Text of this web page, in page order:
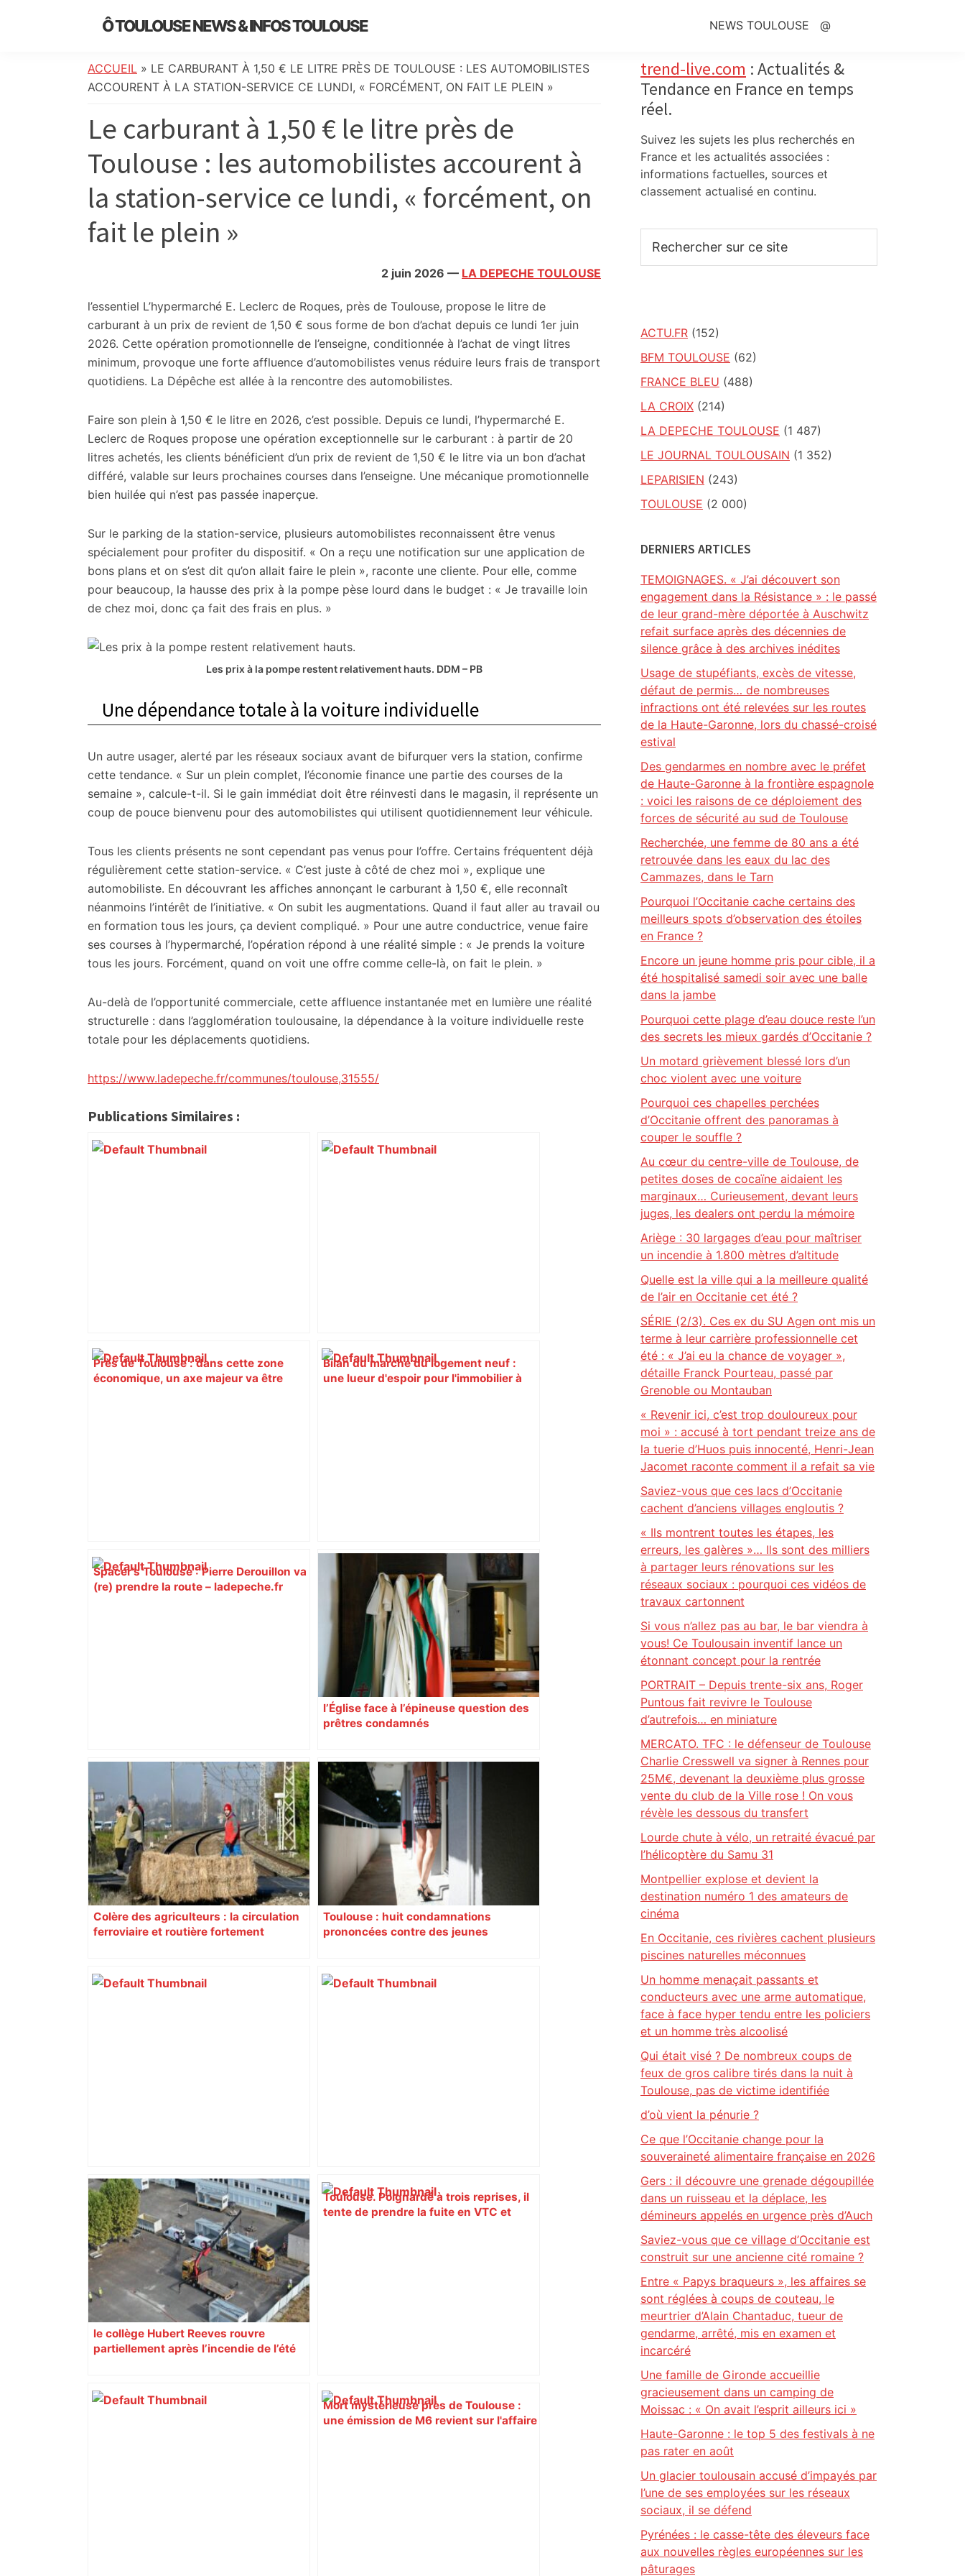
Ô TOULOUSE NEWS & INFOS TOULOUSE
de
l’actualité
info
locale,
société,
culture,
politique,
météo,
initiatives
citoyennes
NEWS TOULOUSE @
ACCUEIL » LE CARBURANT À 1,50 € LE LITRE PRÈS DE TOULOUSE : LES AUTOMOBILISTES
ACCOURENT À LA STATION-SERVICE CE LUNDI, « FORCÉMENT, ON FAIT LE PLEIN »
Le carburant à 1,50 € le litre près de
Toulouse : les automobilistes accourent à
la station-service ce lundi, « forcément, on
fait le plein »
2 juin 2026 — LA DEPECHE TOULOUSE
l’essentiel L’hypermarché E. Leclerc de Roques, près de Toulouse, propose le litre de
carburant à un prix de revient de 1,50 € sous forme de bon d’achat depuis ce lundi 1er juin
2026. Cette opération promotionnelle de l’enseigne, conditionnée à l’achat de vingt litres
minimum, provoque une forte affluence d’automobilistes venus réduire leurs frais de transport
quotidiens. La Dépêche est allée à la rencontre des automobilistes.
Faire son plein à 1,50 € le litre en 2026, c’est possible. Depuis ce lundi, l’hypermarché E.
Leclerc de Roques propose une opération exceptionnelle sur le carburant : à partir de 20
litres achetés, les clients bénéficient d’un prix de revient de 1,50 € le litre via un bon d’achat
différé, valable sur leurs prochaines courses dans l’enseigne. Une mécanique promotionnelle
bien huilée qui n’est pas passée inaperçue.
Sur le parking de la station-service, plusieurs automobilistes reconnaissent être venus
spécialement pour profiter du dispositif. « On a reçu une notification sur une application de
bons plans et on s’est dit qu’on allait faire le plein », raconte une cliente. Pour elle, comme
pour beaucoup, la hausse des prix à la pompe pèse lourd dans le budget : « Je travaille loin
de chez moi, donc ça fait des frais en plus. »
Les prix à la pompe restent relativement hauts. DDM – PB
Une dépendance totale à la voiture individuelle
Un autre usager, alerté par les réseaux sociaux avant de bifurquer vers la station, confirme
cette tendance. « Sur un plein complet, l’économie finance une partie des courses de la
semaine », calcule-t-il. Si le gain immédiat doit être réinvesti dans le magasin, il représente un
coup de pouce bienvenu pour des automobilistes qui utilisent quotidiennement leur véhicule.
Tous les clients présents ne sont cependant pas venus pour l’offre. Certains fréquentent déjà
régulièrement cette station-service. « C’est juste à côté de chez moi », explique une
automobiliste. En découvrant les affiches annonçant le carburant à 1,50 €, elle reconnaît
néanmoins l’intérêt de l’initiative. « On subit les augmentations. Quand il faut aller au travail ou
en formation tous les jours, ça devient compliqué. » Pour une autre conductrice, venue faire
ses courses à l’hypermarché, l’opération répond à une réalité simple : « Je prends la voiture
tous les jours. Forcément, quand on voit une offre comme celle-là, on fait le plein. »
Au-delà de l’opportunité commerciale, cette affluence instantanée met en lumière une réalité
structurelle : dans l’agglomération toulousaine, la dépendance à la voiture individuelle reste
totale pour les déplacements quotidiens.
https://www.ladepeche.fr/communes/toulouse,31555/
Publications Similaires :
Près de Toulouse : dans cette zone
économique, un axe majeur va être
Bilan du marché du logement neuf :
une lueur d'espoir pour l'immobilier à
Spacer’s Toulouse : Pierre Derouillon va
(re) prendre la route – ladepeche.fr
Après des accusations de viol, le vice-
bâtonnier de Toulouse démissionne –
Le Journal Toulousain
Top 14: Toulouse en demi, le Stade
français qualifié, La Rochelle de retour
dans le top 6 – France 24
l’Église face à l’épineuse question des
prêtres condamnés
Colère des agriculteurs : la circulation
ferroviaire et routière fortement
Toulouse : huit condamnations
prononcées contre des jeunes
« Rien d'inquiétant » pour Guillaume
Restes, le gardien de Toulouse, après
sa sortie à Metz – L'Équipe
Toulouse. Poignardé à trois reprises, il
tente de prendre la fuite en VTC et
le collège Hubert Reeves rouvre
partiellement après l’incendie de l’été
Mort mystérieuse près de Toulouse :
une émission de M6 revient sur l'affaire
Primary
Sidebar
trend-live.com : Actualités &
Tendance en France en temps
réel.
Suivez les sujets les plus recherchés en
France et les actualités associées :
informations factuelles, sources et
classement actualisé en continu.
sur
ACTU.FR (152)
BFM TOULOUSE (62)
FRANCE BLEU (488)
LA CROIX (214)
LA DEPECHE TOULOUSE (1 487)
LE JOURNAL TOULOUSAIN (1 352)
LEPARISIEN (243)
TOULOUSE (2 000)
DERNIERS ARTICLES
TEMOIGNAGES. « J’ai découvert son
engagement dans la Résistance » : le passé
de leur grand-mère déportée à Auschwitz
refait surface après des décennies de
silence grâce à des archives inédites
Usage de stupéfiants, excès de vitesse,
défaut de permis… de nombreuses
infractions ont été relevées sur les routes
de la Haute-Garonne, lors du chassé-croisé
estival
Des gendarmes en nombre avec le préfet
de Haute-Garonne à la frontière espagnole
: voici les raisons de ce déploiement des
forces de sécurité au sud de Toulouse
Recherchée, une femme de 80 ans a été
retrouvée dans les eaux du lac des
Cammazes, dans le Tarn
Pourquoi l’Occitanie cache certains des
meilleurs spots d’observation des étoiles
en France ?
Encore un jeune homme pris pour cible, il a
été hospitalisé samedi soir avec une balle
dans la jambe
Pourquoi cette plage d’eau douce reste l’un
des secrets les mieux gardés d’Occitanie ?
Un motard grièvement blessé lors d’un
choc violent avec une voiture
Pourquoi ces chapelles perchées
d’Occitanie offrent des panoramas à
couper le souffle ?
Au cœur du centre-ville de Toulouse, de
petites doses de cocaïne aidaient les
marginaux… Curieusement, devant leurs
juges, les dealers ont perdu la mémoire
Ariège : 30 largages d’eau pour maîtriser
un incendie à 1.800 mètres d’altitude
Quelle est la ville qui a la meilleure qualité
de l’air en Occitanie cet été ?
SÉRIE (2/3). Ces ex du SU Agen ont mis un
terme à leur carrière professionnelle cet
été : « J’ai eu la chance de voyager »,
détaille Franck Pourteau, passé par
Grenoble ou Montauban
« Revenir ici, c’est trop douloureux pour
moi » : accusé à tort pendant treize ans de
la tuerie d’Huos puis innocenté, Henri-Jean
Jacomet raconte comment il a refait sa vie
Saviez-vous que ces lacs d’Occitanie
cachent d’anciens villages engloutis ?
« Ils montrent toutes les étapes, les
erreurs, les galères »… Ils sont des milliers
à partager leurs rénovations sur les
réseaux sociaux : pourquoi ces vidéos de
travaux cartonnent
Si vous n’allez pas au bar, le bar viendra à
vous! Ce Toulousain inventif lance un
étonnant concept pour la rentrée
PORTRAIT – Depuis trente-six ans, Roger
Puntous fait revivre le Toulouse
d’autrefois… en miniature
MERCATO. TFC : le défenseur de Toulouse
Charlie Cresswell va signer à Rennes pour
25M€, devenant la deuxième plus grosse
vente du club de la Ville rose ! On vous
révèle les dessous du transfert
Lourde chute à vélo, un retraité évacué par
l’hélicoptère du Samu 31
Montpellier explose et devient la
destination numéro 1 des amateurs de
cinéma
En Occitanie, ces rivières cachent plusieurs
piscines naturelles méconnues
Un homme menaçait passants et
conducteurs avec une arme automatique,
face à face hyper tendu entre les policiers
et un homme très alcoolisé
Qui était visé ? De nombreux coups de
feux de gros calibre tirés dans la nuit à
Toulouse, pas de victime identifiée
d’où vient la pénurie ?
Ce que l’Occitanie change pour la
souveraineté alimentaire française en 2026
Gers : il découvre une grenade dégoupillée
dans un ruisseau et la déplace, les
démineurs appelés en urgence près d’Auch
Saviez-vous que ce village d’Occitanie est
construit sur une ancienne cité romaine ?
Entre « Papys braqueurs », les affaires se
sont réglées à coups de couteau, le
meurtrier d’Alain Chantaduc, tueur de
gendarme, arrêté, mis en examen et
incarcéré
Une famille de Gironde accueillie
gracieusement dans un camping de
Moissac : « On avait l’esprit ailleurs ici »
Haute-Garonne : le top 5 des festivals à ne
pas rater en août
Un glacier toulousain accusé d’impayés par
l’une de ses employées sur les réseaux
sociaux, il se défend
Pyrénées : le casse-tête des éleveurs face
aux nouvelles règles européennes sur les
pâturages